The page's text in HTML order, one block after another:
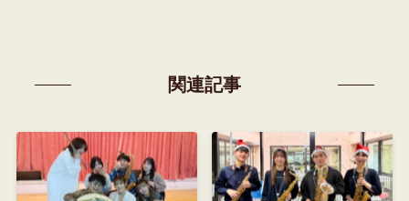
関連記事